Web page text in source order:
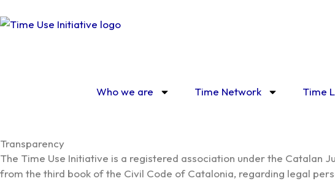
to
Who we are Time Network Time
Transparency
The Time Use Initiative is a registered association under the Catalan
from the third book of the Civil Code of Catalonia, regarding legal